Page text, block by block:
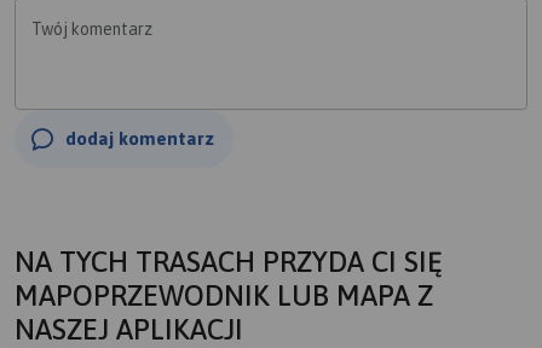
Twój komentarz
dodaj komentarz
NA TYCH TRASACH PRZYDA CI SIĘ
MAPOPRZEWODNIK LUB MAPA Z
NASZEJ APLIKACJI